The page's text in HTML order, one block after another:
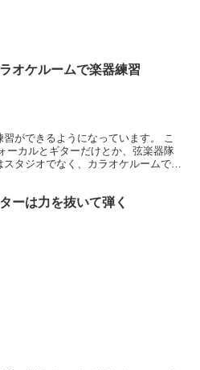
オケルームで楽器練習
ができるようになっています。 こ
ーカルとギターだけとか、弦楽器隊
タジオでなく、カラオケルームで十
ーは力を抜いて弾く